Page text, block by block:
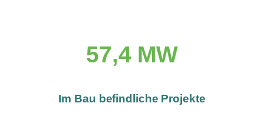
57,4 MW
Im Bau befindliche Projekte